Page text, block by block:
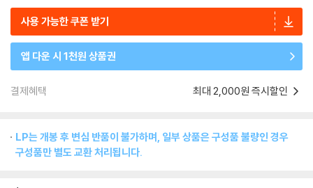
사용 가능한 쿠폰 받기
앱 다운 시 1천원 상품권
결제혜택 최대 2,000원 즉시할인
LP는 개봉 후 변심 반품이 불가하며, 일부 상품은 구성품 불량인 경우
구성품만 별도 교환 처리됩니다.